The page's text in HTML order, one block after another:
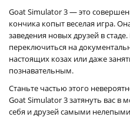
Goat Simulator 3 — это
кончика копыт веселая игра.
заведения новых друзей в
переключиться на
настоящих козах или даже
познавательным.
Станьте частью этого
Goat Simulator 3 затянуть вас в
себя и друзей самыми